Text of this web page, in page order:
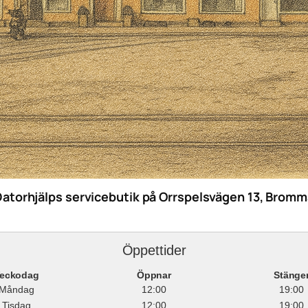
servicebutik på Orrspelsvägen 13,
Öppettider
Öppnar
12:00
19:00
Tisdag
12:00 19:00